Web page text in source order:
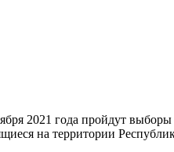
2021 года пройдут
на территории